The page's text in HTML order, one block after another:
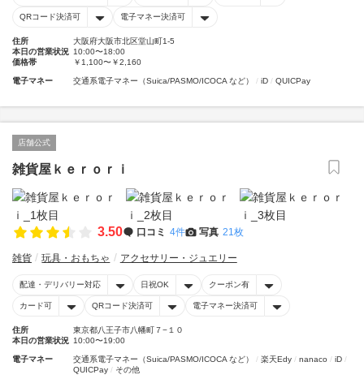
QRコード決済可 電子マネー決済可
住所
大阪府大阪市北区堂山町1-5
本日の営業状況 10:00〜18:00
価格帯
￥1,100〜￥2,160
電子マネー 交通系電子マネー（Suica/PASMO/ICOCA など） iD QUICPay
店舗公式
雑貨屋ｋｅｒｏｒｉ
3.50 口コミ 4件 写真 21枚
雑貨 玩具・おもちゃ アクセサリー・ジュエリー
配達・デリバリー対応 日祝OK クーポン有
カード可 QRコード決済可 電子マネー決済可
住所
東京都八王子市八幡町７−１０
本日の営業状況 10:00〜19:00
電子マネー 交通系電子マネー（Suica/PASMO/ICOCA など） 楽天Edy nanaco
iD
QUICPay
その他